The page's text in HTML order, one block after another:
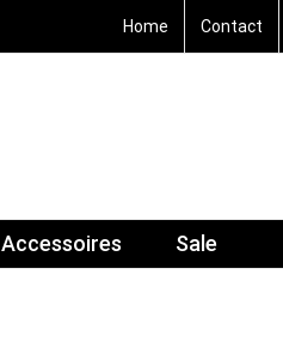
Home Contact
Accessoires Sale